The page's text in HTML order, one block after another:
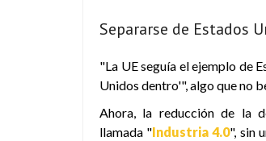
Separarse de Estados
"La UE seguía el ejemplo de
Unidos dentro'", algo que no
Ahora, la reducción de la
llamada "Industria 4.0", sin